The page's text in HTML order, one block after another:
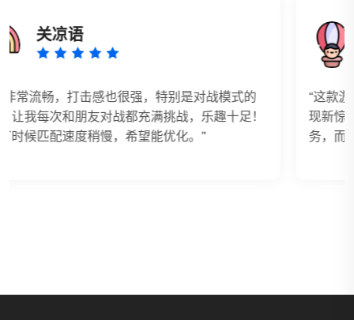
“这款游戏的开放世界设计太棒了！每个角落都能发
现新惊喜。任务系统也很有趣，不是那种单纯的刷任
务，而是每个任务都有故事情节，非常有代入感。”